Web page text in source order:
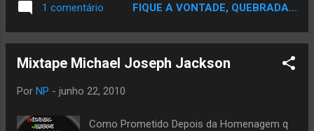
Criminal [ Moonwalker ] - Michael Jackson
Baby Be Mine Michael Jackson - PYT
1 comentário FIQUE A VONTADE, QUEBRADA...
Mixtape Michael Joseph Jackson
Por NP - junho 22, 2010
Como Prometido Depois da Homenagem q